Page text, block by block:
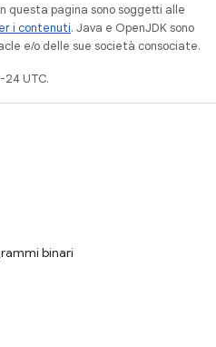
questa pagina sono soggetti alle
i contenuti. Java e OpenJDK sono
e/o delle sue società consociate.
UTC.
binari